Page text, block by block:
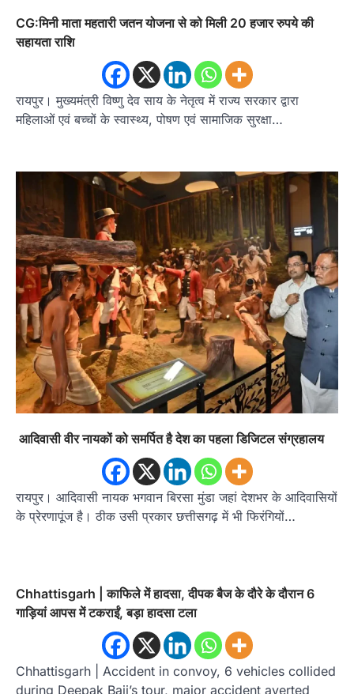
CG:मिनी माता महतारी जतन योजना से को मिली 20 हजार रुपये की
सहायता राशि
रायपुर। मुख्यमंत्री विष्णु देव साय के नेतृत्व में राज्य सरकार द्वारा
महिलाओं एवं बच्चों के स्वास्थ्य, पोषण एवं सामाजिक सुरक्षा…
आदिवासी वीर नायकों को समर्पित है देश का पहला डिजिटल संग्रहालय
रायपुर। आदिवासी नायक भगवान बिरसा मुंडा जहां देशभर के आदिवासियों
के प्रेरणापूंज है। ठीक उसी प्रकार छत्तीसगढ़ में भी फिरंगियों…
Chhattisgarh | काफिले में हादसा, दीपक बैज के दौरे के दौरान 6
गाड़ियां आपस में टकराईं, बड़ा हादसा टला
Chhattisgarh | Accident in convoy, 6 vehicles collided
during Deepak Baij’s tour, major accident averted